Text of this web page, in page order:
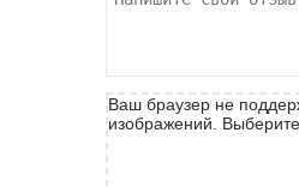
Ваш браузер не
изображений.